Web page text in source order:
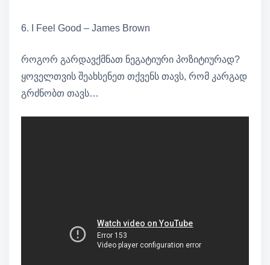
6. I Feel Good – James Brown
როგორ გარდავქმნათ ნეგატიური პოზიტიურად?
ყოველთვის შეახსენეთ თქვენს თავს, რომ კარგად
გრძნობთ თავს…